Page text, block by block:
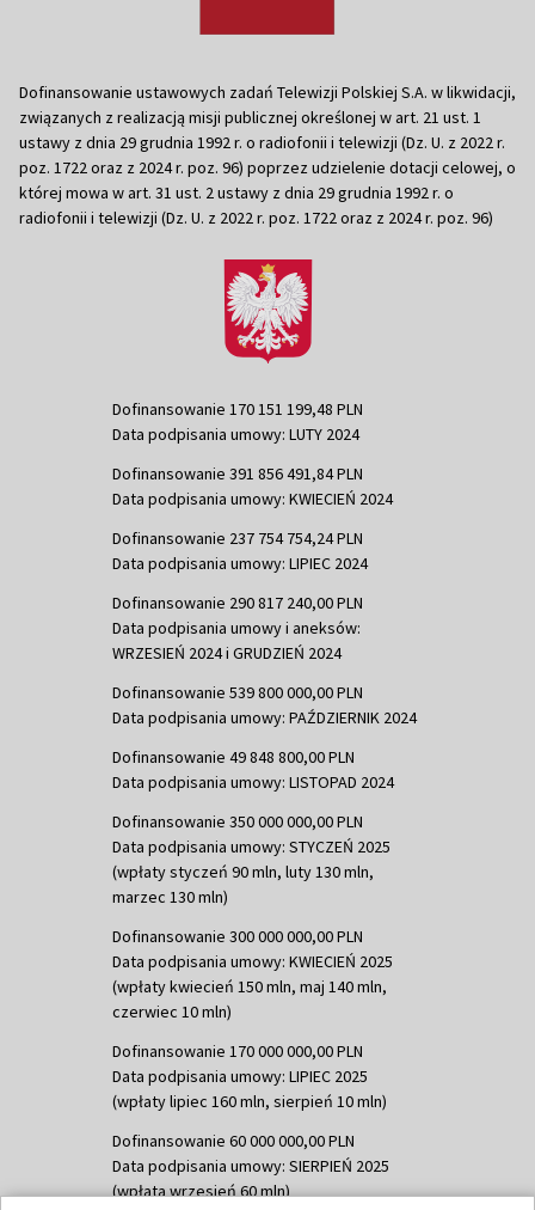
Dofinansowanie ustawowych zadań Telewizji Polskiej S.A. w likwidacji,
związanych z realizacją misji publicznej określonej w art. 21 ust. 1
ustawy z dnia 29 grudnia 1992 r. o radiofonii i telewizji (Dz. U. z 2022 r.
poz. 1722 oraz z 2024 r. poz. 96) poprzez udzielenie dotacji celowej, o
której mowa w art. 31 ust. 2 ustawy z dnia 29 grudnia 1992 r. o
radiofonii i telewizji (Dz. U. z 2022 r. poz. 1722 oraz z 2024 r. poz. 96)
Dofinansowanie 170 151 199,48 PLN
Data podpisania umowy: LUTY 2024
Dofinansowanie 391 856 491,84 PLN
Data podpisania umowy: KWIECIEŃ 2024
Dofinansowanie 237 754 754,24 PLN
Data podpisania umowy: LIPIEC 2024
Dofinansowanie 290 817 240,00 PLN
Data podpisania umowy i aneksów:
WRZESIEŃ 2024 i GRUDZIEŃ 2024
Dofinansowanie 539 800 000,00 PLN
Data podpisania umowy: PAŹDZIERNIK 2024
Dofinansowanie 49 848 800,00 PLN
Data podpisania umowy: LISTOPAD 2024
Dofinansowanie 350 000 000,00 PLN
Data podpisania umowy: STYCZEŃ 2025
(wpłaty styczeń 90 mln, luty 130 mln,
marzec 130 mln)
Dofinansowanie 300 000 000,00 PLN
Data podpisania umowy: KWIECIEŃ 2025
(wpłaty kwiecień 150 mln, maj 140 mln,
czerwiec 10 mln)
Dofinansowanie 170 000 000,00 PLN
Data podpisania umowy: LIPIEC 2025
(wpłaty lipiec 160 mln, sierpień 10 mln)
Dofinansowanie 60 000 000,00 PLN
Data podpisania umowy: SIERPIEŃ 2025
(wpłata wrzesień 60 mln)